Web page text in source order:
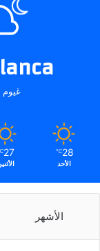
غيوم
28
℃
الأحد
27
الأشهر